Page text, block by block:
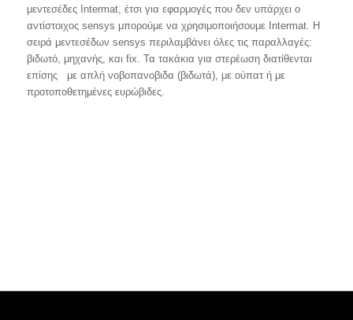
μεντεσέδες Intermat, έτσι για εφαρμογές που δεν υπάρχει ο
αντίστοιχος sensys μπορούμε να χρησιμοποιήσουμε Intermat. Η
σειρά μεντεσέδων sensys περιλαμβάνει όλες τις παραλλαγές:
βιδωτό, μηχανής, και fix. Τα τακάκια για στερέωση διατίθενται
επίσης με απλή νοβοπανοβιδα (βιδωτά), με ούπατ ή με
προτοποθετημένες ευρώβιδες.